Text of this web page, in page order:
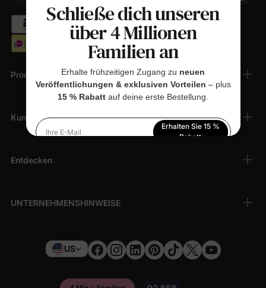
Produkte
Kundendienst
Entdecken
UNTERNEHMENSHINWEISE
US
Schließe dich unseren
über 4 Millionen
Familien an
Erhalte frühzeitigen Zugang zu neuen
Veröffentlichungen & exklusiven Vorteilen – plus
15 % Rabatt auf deine erste Bestellung.
Ihre E-Mail
Erhalten Sie 15 %
Rabatt